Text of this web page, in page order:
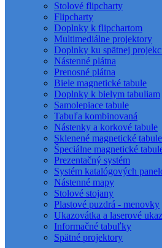
Stolové flipcharty
Flipcharty
Doplnky k flipchartom
Multimediálne projektory
Doplnky ku spätnej
Nástenné plátna
Prenosné plátna
Biele magnetické tabule
Doplnky k bielym tabuliam
Samolepiace tabule
Tabuľa kombinovaná
Nástenky a korkové tabule
Sklenené magnetické
Špeciálne magnetické
Prezentačný systém
Systém katalógových
Nástenné mapy
Stolové stojany
Plastové puzdrá - menovky
Ukazovátka a laserové
Informačné tabuľky
Spätné projektory